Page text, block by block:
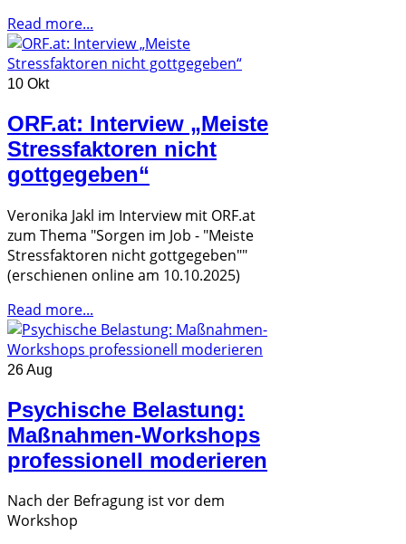
Read more...
10 Okt
ORF.at: Interview „Meiste
Stressfaktoren nicht
gottgegeben“
Veronika Jakl im Interview mit ORF.at
zum Thema "Sorgen im Job - "Meiste
Stressfaktoren nicht gottgegeben""
(erschienen online am 10.10.2025)
Read more...
26 Aug
Psychische Belastung:
Maßnahmen-Workshops
professionell moderieren
Nach der Befragung ist vor dem
Workshop